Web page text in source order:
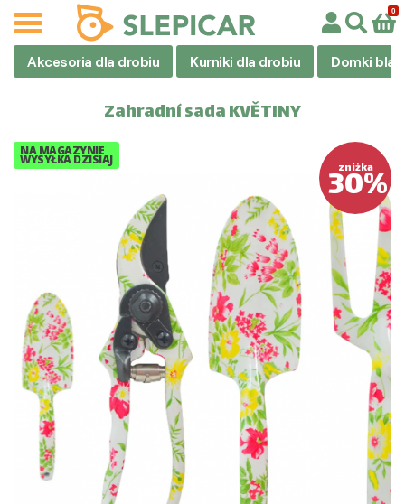
Akcesoria dla drobiu Kurniki dla drobiu Domki
Zahradní sada KVĚTINY
zniżka
30%
NA MAGAZYNIE
WYSYŁKA DZISIAJ